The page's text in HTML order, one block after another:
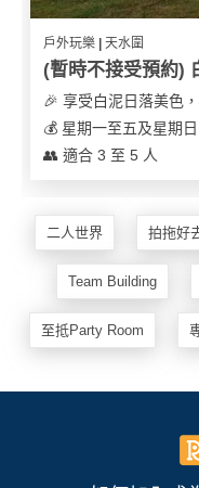
戶外玩樂 | 天水圍
(暫時不接受預約)
👥 適合 3 至 5 人
二人世界 拍拖好
Team Building
至抵Party Room